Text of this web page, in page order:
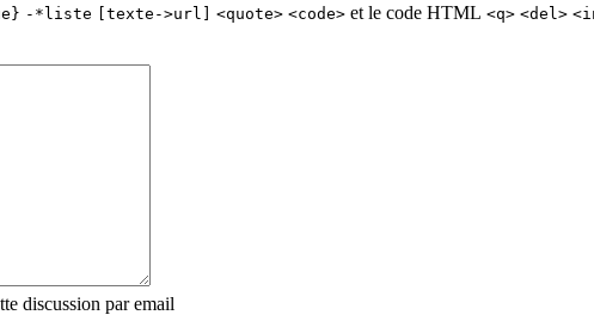
-*liste [texte->url] <quote> <code> et le code HTML <q> <del>
discussion par email